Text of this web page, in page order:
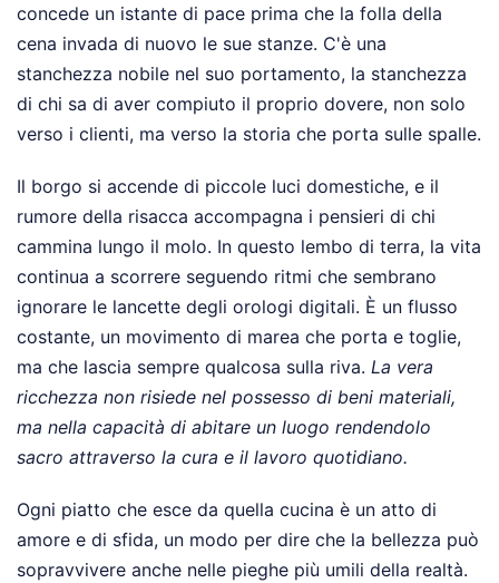
concede un istante di pace prima che la folla della
cena invada di nuovo le sue stanze. C'è una
stanchezza nobile nel suo portamento, la stanchezza
di chi sa di aver compiuto il proprio dovere, non solo
verso i clienti, ma verso la storia che porta sulle spalle.
Il borgo si accende di piccole luci domestiche, e il
rumore della risacca accompagna i pensieri di chi
cammina lungo il molo. In questo lembo di terra, la vita
continua a scorrere seguendo ritmi che sembrano
ignorare le lancette degli orologi digitali. È un flusso
costante, un movimento di marea che porta e toglie,
ma che lascia sempre qualcosa sulla riva. La vera
ricchezza non risiede nel possesso di beni materiali,
ma nella capacità di abitare un luogo rendendolo
sacro attraverso la cura e il lavoro quotidiano.
Ogni piatto che esce da quella cucina è un atto di
amore e di sfida, un modo per dire che la bellezza può
sopravvivere anche nelle pieghe più umili della realtà.